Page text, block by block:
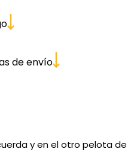
de envío
y en el otro pelota de